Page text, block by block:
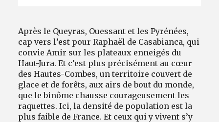
Après le Queyras, Ouessant et les Pyrénées,
cap vers l’est pour Raphaël de Casabianca, qui
convie Amir sur les plateaux enneigés du
Haut-Jura. Et c’est plus précisément au cœur
des Hautes-Combes, un territoire couvert de
glace et de forêts, aux airs de bout du monde,
que le binôme chausse courageusement les
raquettes. Ici, la densité de population est la
plus faible de France. Et ceux qui y vivent s’y